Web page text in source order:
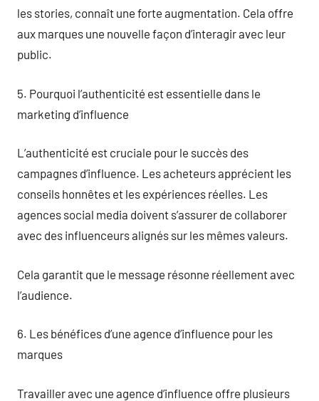
les stories, connaît une forte augmentation. Cela offre
aux marques une nouvelle façon d’interagir avec leur
public.
5. Pourquoi l’authenticité est essentielle dans le
marketing d’influence
L’authenticité est cruciale pour le succès des
campagnes d’influence. Les acheteurs apprécient les
conseils honnêtes et les expériences réelles. Les
agences social media doivent s’assurer de collaborer
avec des influenceurs alignés sur les mêmes valeurs.
Cela garantit que le message résonne réellement avec
l’audience.
6. Les bénéfices d’une agence d’influence pour les
marques
Travailler avec une agence d’influence offre plusieurs